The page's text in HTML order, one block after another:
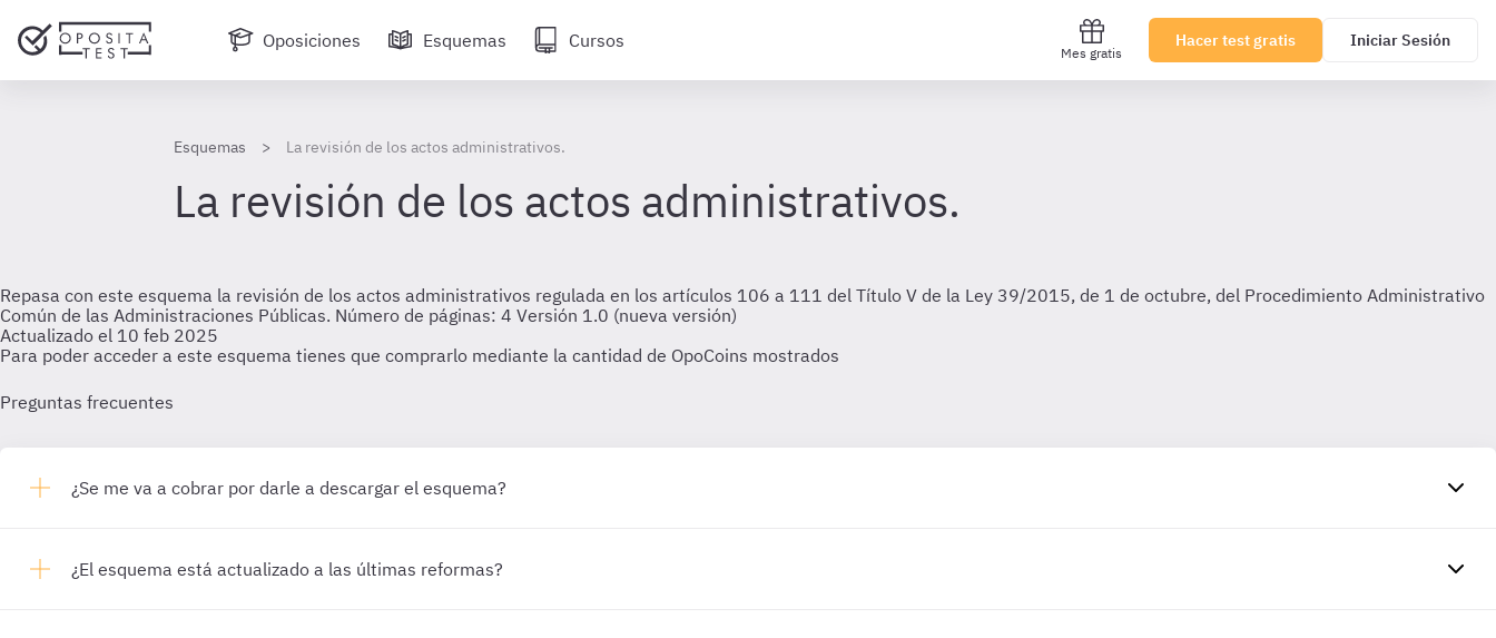
Oposiciones Esquemas Cursos
Mes gratis
Hacer test gratis Iniciar Sesión
Esquemas La revisión de los actos administrativos.
La revisión de los actos administrativos.
Repasa con este esquema la revisión de los actos administrativos regulada en los artículos 106 a 111 del Título V de la Ley 39/2015, de 1 de octubre, del Procedimiento Administrativo
Común de las Administraciones Públicas. Número de páginas: 4 Versión 1.0 (nueva versión)
Actualizado el 10 feb 2025
Para poder acceder a este esquema tienes que comprarlo mediante la cantidad de OpoCoins mostrados
Preguntas frecuentes
¿Se me va a cobrar por darle a descargar el esquema?
¿El esquema está actualizado a las últimas reformas?